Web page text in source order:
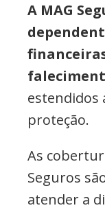
A MAG
estendidos
proteção.
As
Seguros
atender a